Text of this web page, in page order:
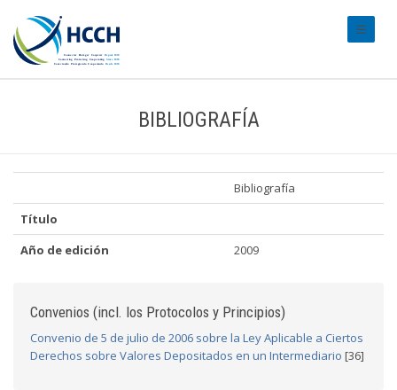
BIBLIOGRAFÍA
Bibliografía
Título
Año de edición
2009
Convenios (incl. los Protocolos y Principios)
Convenio de 5 de julio de 2006 sobre la Ley Aplicable a Ciertos
Derechos sobre Valores Depositados en un Intermediario [36]